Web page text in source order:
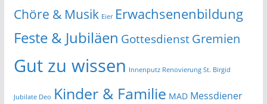
Chöre & Musik Eier Erwachsenenbildung
Feste & Jubiläen GottesdienstGremien
Gut zu wissen Innenputz Renovierung St. Birgid
Jubilate Deo Kinder & Familie MAD Messdiener